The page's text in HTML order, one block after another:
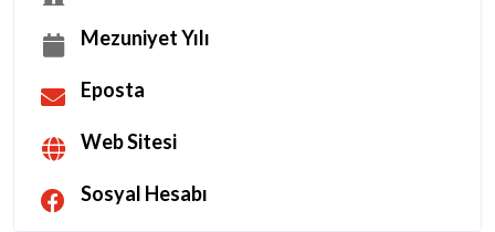
Mezuniyet Yılı
Eposta
Web Sitesi
Sosyal Hesabı